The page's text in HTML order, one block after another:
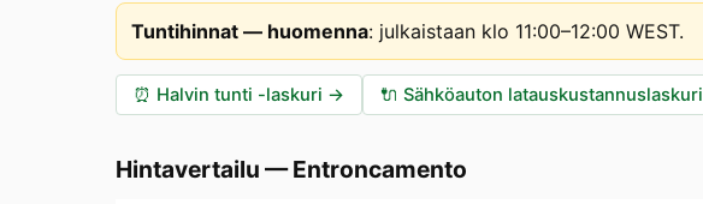
Tuntihinnat — huomenna: julkaistaan klo 11:00–12:00 WEST.
⏰ Halvin tunti -laskuri → 🔌 Sähköauton latauskustannuslaskuri
Hintavertailu —Entroncamento